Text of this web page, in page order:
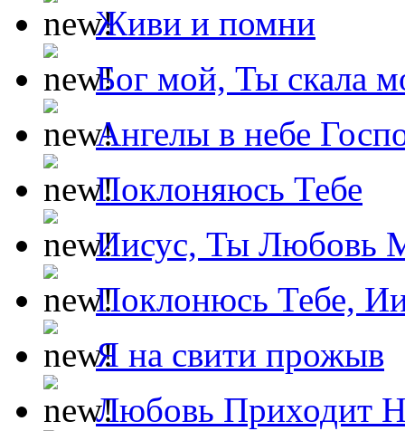
Живи и помни
Бог мой, Ты скала
Ангелы в небе
Поклоняюсь Тебе
Иисус, Ты Любовь
Поклонюсь Тебе,
Я на свити прожыв
Любовь Приходит